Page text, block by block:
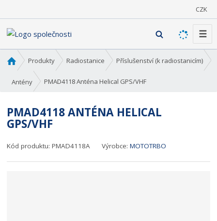
CZK
V
h
☰
v
o
í
s
r
Produkty Radiostanice Příslušenství (k radiostanicím)
Antény PMAD4118 Anténa Helical GPS/VHF
PMAD4118 ANTÉNA HELICAL
GPS/VHF
Kód produktu:PMAD4118A Výrobce:MOTOTRBO